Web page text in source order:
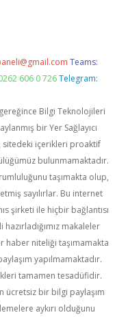
Teams:
606 0 726 Telegram:
gereğince Bilgi Teknolojileri
bir Yer Sağlayıcı
sitedeki içerikleri proaktif
bulunmamaktadır.
taşımakta olup,
sayılırlar. Bu internet
şirketi ile hiçbir bağlantısı
makaleler
haber niteliği taşımamakta
yapılmamaktadır.
tamamen tesadüfidir.
ücretsiz bir bilgi paylaşım
aykırı olduğunu